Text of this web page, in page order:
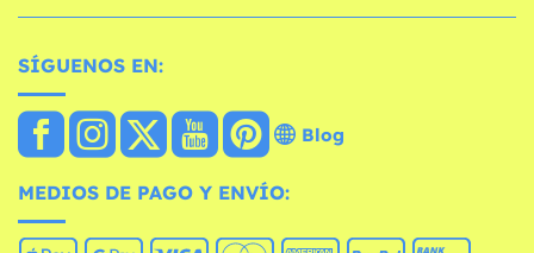
SÍGUENOS EN:
Blog
MEDIOS DE PAGO Y ENVÍO: